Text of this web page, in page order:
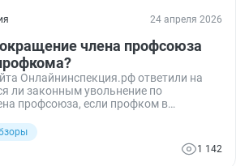
24 апреля 2026
члена профсоюза
Онлайнинспекция.рф ответили на
ли законным увольнение по
профсоюза, если профком в
приказа.
1 142